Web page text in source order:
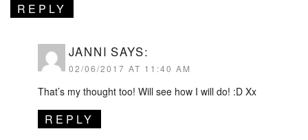
REPLY
JANNI SAYS:
02/06/2017 AT 11:40 AM
That’s my thought too! Will see how I will do! :D Xx
REPLY